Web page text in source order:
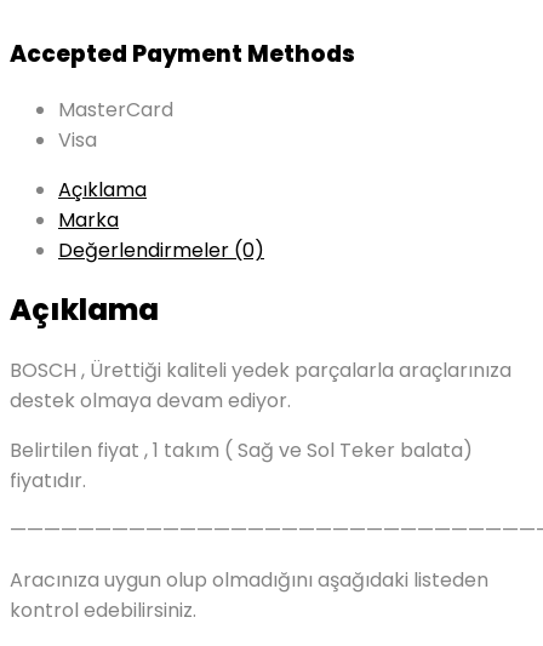
Accepted Payment Methods
MasterCard
Visa
Açıklama
Marka
Değerlendirmeler (0)
Açıklama
BOSCH , Ürettiği kaliteli yedek parçalarla araçlarınıza
destek olmaya devam ediyor.
Belirtilen fiyat , 1 takım ( Sağ ve Sol Teker balata)
fiyatıdır.
Aracınıza uygun olup olmadığını aşağıdaki listeden
kontrol edebilirsiniz.